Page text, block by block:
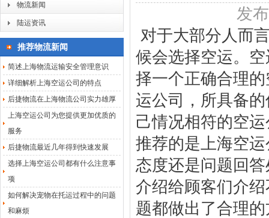
物流新闻
陆运资讯
推荐物流新闻
简述上海物流运输安全管理意识
详细解析上海空运公司的特点
后捷物流在上海物流公司实力雄厚
上海空运公司为您提供更加优质的
服务
后捷物流最近几年得到快速发展
选择上海空运公司都有什么注意事
项
如何解决宠物在托运过程中的问题
和麻烦
发
对于大部分人而
候会选择空运。
择一个正确合理
运公司，所具备
己情况相符的空
推荐的是 上海空
态度还是问题回
介绍给顾客们介
题都做出了合理